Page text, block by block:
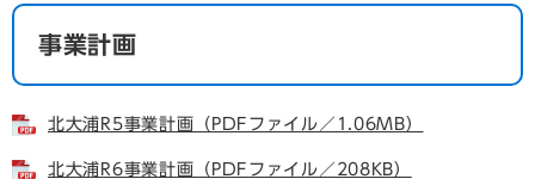
事業計画
北大浦R5事業計画（PDFファイル／1.06MB）
北大浦R6事業計画（PDFファイル／208KB）